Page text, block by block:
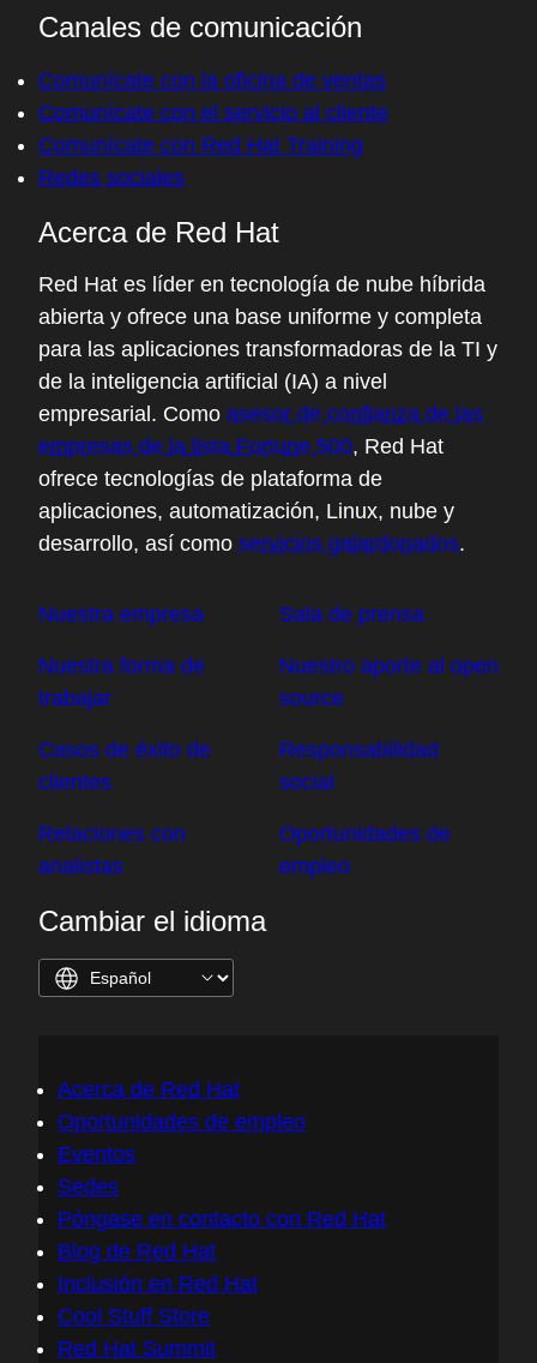
Canales de comunicación
Comunícate con la oficina de ventas
Comunícate con el servicio al cliente
Comunícate con Red Hat Training
Redes sociales
Acerca de Red Hat
Red Hat es líder en tecnología de nube híbrida
abierta y ofrece una base uniforme y completa
para las aplicaciones transformadoras de la TI y
de la inteligencia artificial (IA) a nivel
empresarial. Como asesor de confianza de las
empresas de la lista Fortune 500, Red Hat
ofrece tecnologías de plataforma de
aplicaciones, automatización, Linux, nube y
desarrollo, así como servicios galardonados.
Nuestra empresa
Nuestra forma de
trabajar
Casos de éxito de
clientes
Relaciones con
analistas
Sala de prensa
Nuestro aporte al open
source
Responsabilidad
social
Oportunidades de
empleo
Cambiar el idioma
Acerca de Red Hat
Oportunidades de empleo
Eventos
Sedes
Póngase en contacto con Red Hat
Blog de Red Hat
Inclusión en Red Hat
Cool Stuff Store
Red Hat Summit